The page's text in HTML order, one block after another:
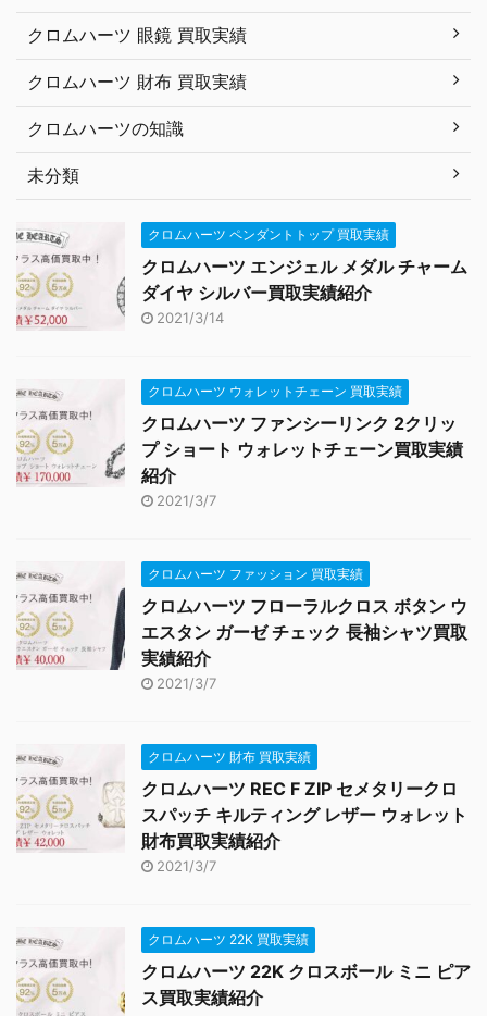
クロムハーツ 眼鏡 買取実績
クロムハーツ 財布 買取実績
クロムハーツの知識
未分類
クロムハーツ ペンダントトップ 買取実績
クロムハーツ エンジェル メダル チャーム
ダイヤ シルバー買取実績紹介
2021/3/14
クロムハーツ ウォレットチェーン 買取実績
クロムハーツ ファンシーリンク 2クリッ
プ ショート ウォレットチェーン買取実績
紹介
2021/3/7
クロムハーツ ファッション 買取実績
クロムハーツ フローラルクロス ボタン ウ
エスタン ガーゼ チェック 長袖シャツ買取
実績紹介
2021/3/7
クロムハーツ 財布 買取実績
クロムハーツ REC F ZIP セメタリークロ
スパッチ キルティング レザー ウォレット
財布買取実績紹介
2021/3/7
クロムハーツ 22K 買取実績
クロムハーツ 22K クロスボール ミニ ピア
ス買取実績紹介